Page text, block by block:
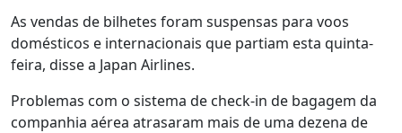
As vendas de bilhetes foram suspensas para voos
domésticos e internacionais que partiam esta quinta-
feira, disse a Japan Airlines.
Problemas com o sistema de check-in de bagagem da
companhia aérea atrasaram mais de uma dezena de